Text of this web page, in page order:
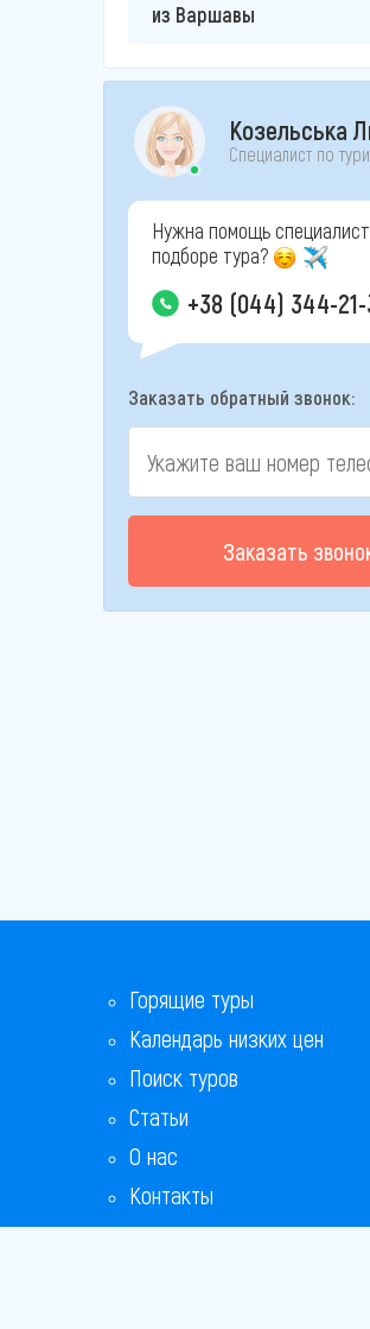
из Варшавы
Козельська
Специалист по
Нужна помощь
подборе тура?
+38 (044) 344-
Заказать обратный звонок:
Заказать
Горящие туры
Календарь низких цен
Поиск туров
Статьи
О нас
Контакты
Бонусная программа